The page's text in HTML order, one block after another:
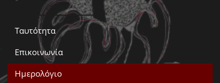
Ταυτότητα
Επικοινωνία
Ημερολόγιο